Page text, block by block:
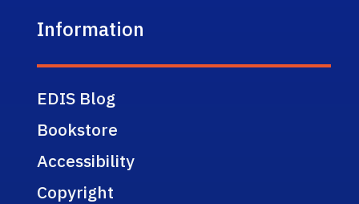
Information
EDIS Blog
Bookstore
Accessibility
Copyright